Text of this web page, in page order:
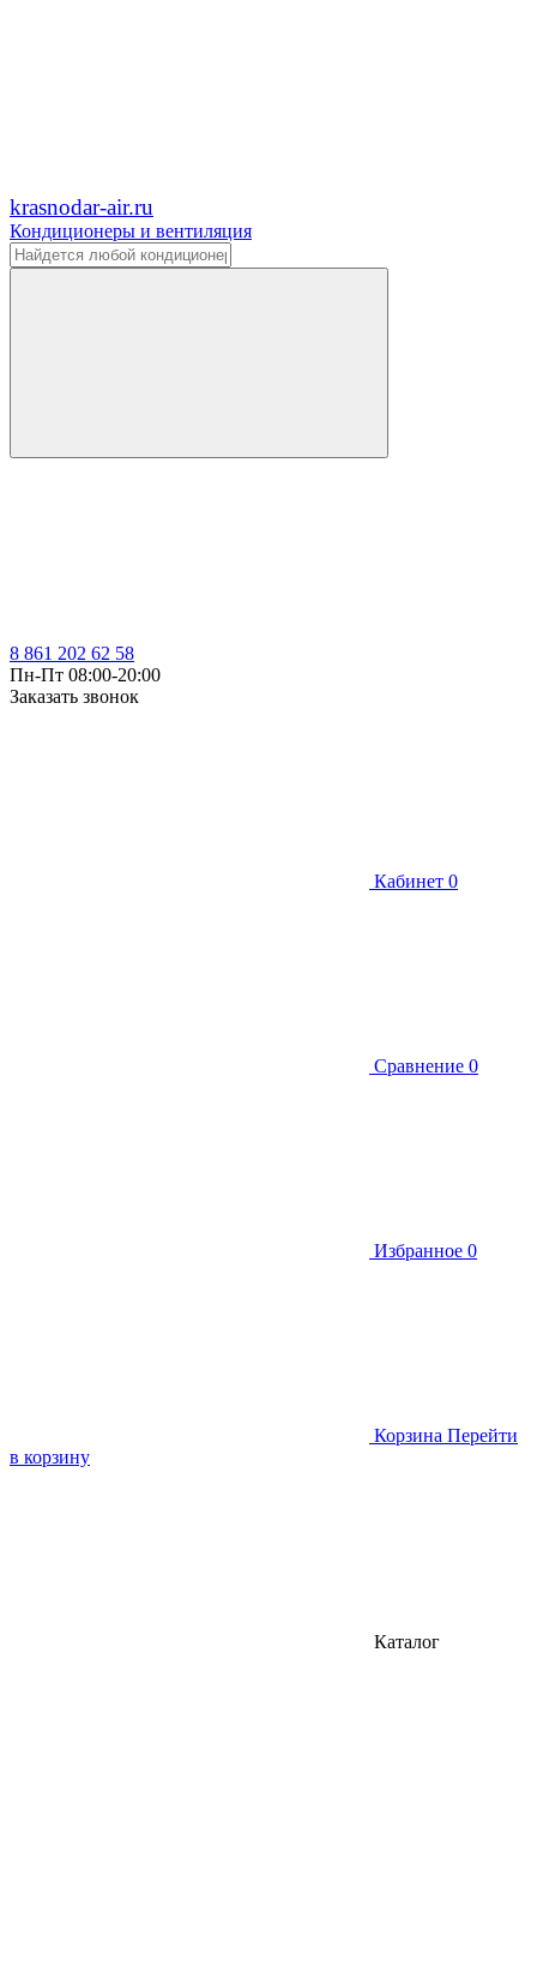
krasnodar-air.ru
Кондиционеры и вентиляция
8 861 202 62 58
Пн-Пт 08:00-20:00
Заказать звонок
Кабинет 0
Сравнение 0
Избранное 0
Корзина Перейти
в корзину
Каталог